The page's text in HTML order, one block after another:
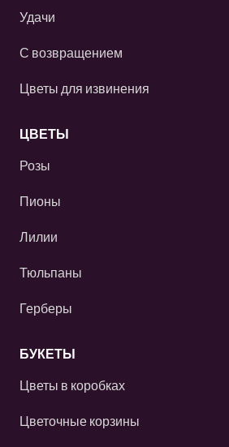
Удачи
С возвращением
Цветы для извинения
ЦВЕТЫ
Розы
Пионы
Лилии
Тюльпаны
Герберы
БУКЕТЫ
Цветы в коробках
Цветочные корзины